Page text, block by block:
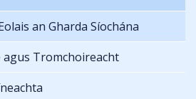
an Gharda Síochána
Tromchoireacht